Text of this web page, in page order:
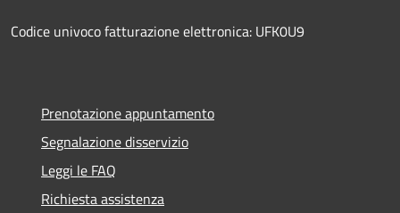
Codice univoco fatturazione elettronica: UFK0U9
Prenotazione appuntamento
Segnalazione disservizio
Leggi le FAQ
Richiesta assistenza